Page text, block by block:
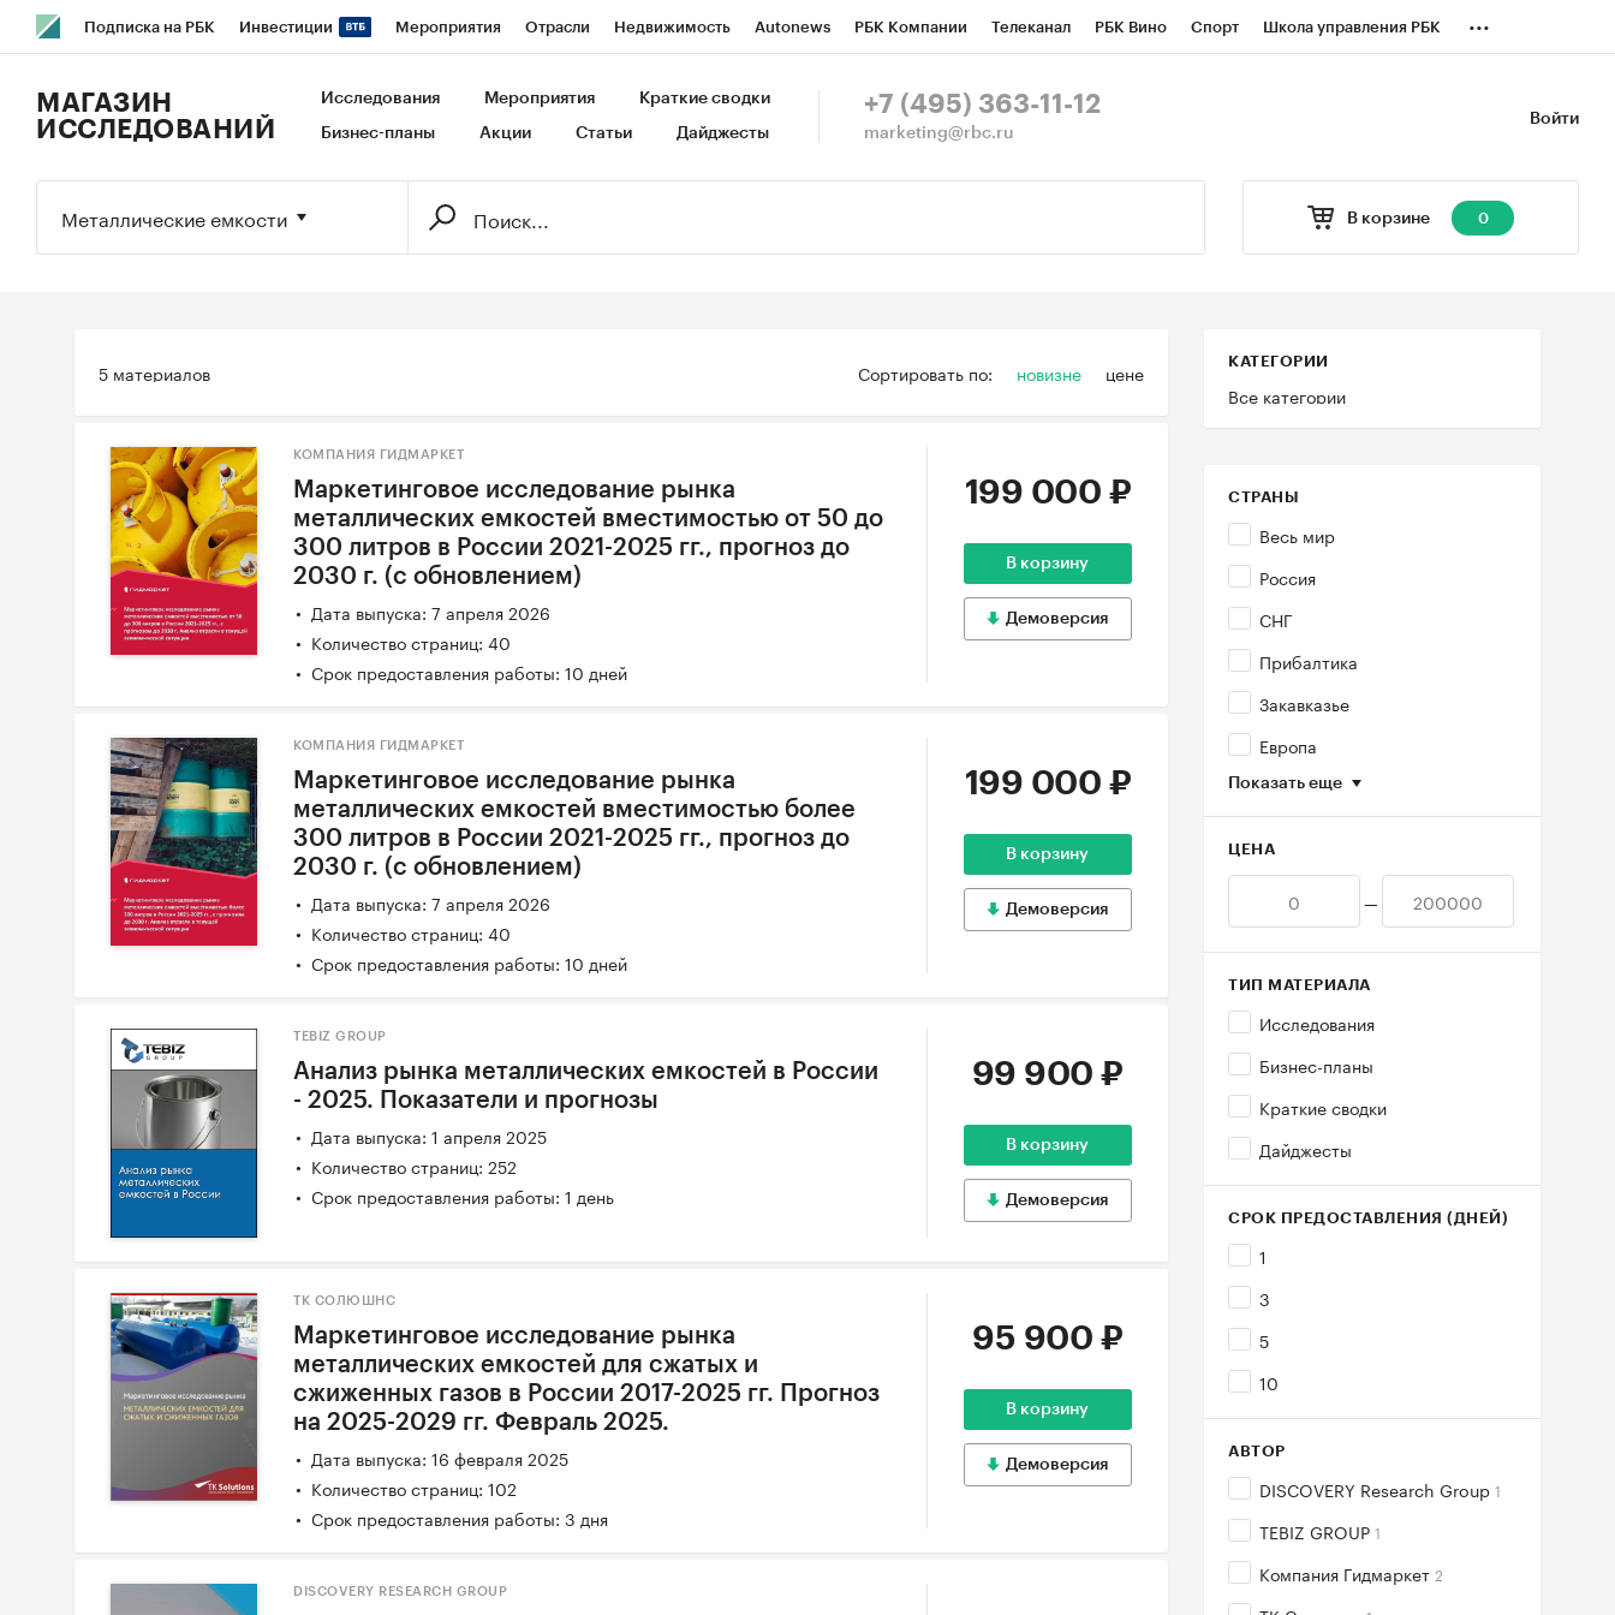
Подписка на РБК Инвестиции Мероприятия Отрасли Недвижимость Autonews РБК Компании Телеканал РБК Вино Спорт Школа управления РБК
Исследования Кредитные рейтинги Франшизы Газета Спецпроекты СПб Конференции СПб Спецпроекты
...
Войти
МАГАЗИН
ИССЛЕДОВАНИЙ
Исследования Мероприятия Краткие сводки
Бизнес-планы Акции Статьи Дайджесты
+7 (495) 363-11-12
marketing@rbc.ru
В корзине 0
Металлические емкости
Сортировать по: новизне цене
5 материалов КАТЕГОРИИ
Все категории
СТРАНЫ
Весь мир
Россия
СНГ
Прибалтика
Закавказье
Европа
Показать еще
ЦЕНА
—
ТИП МАТЕРИАЛА
Исследования
Бизнес-планы
Краткие сводки
Дайджесты
СРОК ПРЕДОСТАВЛЕНИЯ (ДНЕЙ)
1
3
5
10
АВТОР
DISCOVERY Research Group 1
TEBIZ GROUP 1
Компания Гидмаркет 2
КОМПАНИЯ ГИДМАРКЕТ
Маркетинговое исследование рынка
металлических емкостей вместимостью от 50 до
300 литров в России 2021-2025 гг., прогноз до
2030 г. (с обновлением)
Дата выпуска: 7 апреля 2026
Количество страниц: 40
Срок предоставления работы: 10 дней
199 000 ₽
В корзину
Демоверсия
КОМПАНИЯ ГИДМАРКЕТ
Маркетинговое исследование рынка
металлических емкостей вместимостью более
300 литров в России 2021-2025 гг., прогноз до
2030 г. (с обновлением)
Дата выпуска: 7 апреля 2026
Количество страниц: 40
Срок предоставления работы: 10 дней
199 000 ₽
В корзину
Демоверсия
TEBIZ GROUP
Анализ рынка металлических емкостей в России
- 2025. Показатели и прогнозы
Дата выпуска: 1 апреля 2025
Количество страниц: 252
Срок предоставления работы: 1 день
99 900 ₽
В корзину
Демоверсия
ТК СОЛЮШНС
Маркетинговое исследование рынка
металлических емкостей для сжатых и
сжиженных газов в России 2017-2025 гг. Прогноз
на 2025-2029 гг. Февраль 2025.
Дата выпуска: 16 февраля 2025
Количество страниц: 102
Срок предоставления работы: 3 дня
95 900 ₽
В корзину
Демоверсия
DISCOVERY RESEARCH GROUP